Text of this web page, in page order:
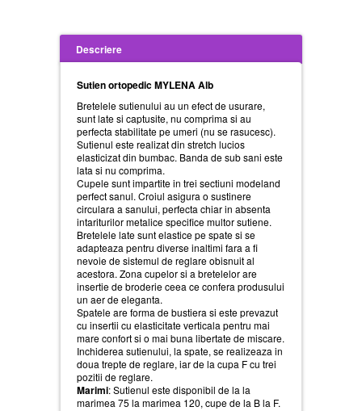
Descriere
Sutien ortopedic MYLENA Alb
Bretelele sutienului au un efect de usurare,
sunt late si captusite, nu comprima si au
perfecta stabilitate pe umeri (nu se rasucesc).
Sutienul este realizat din stretch lucios
elasticizat din bumbac. Banda de sub sani este
lata si nu comprima.
Cupele sunt impartite in trei sectiuni modeland
perfect sanul. Croiul asigura o sustinere
circulara a sanului, perfecta chiar in absenta
intariturilor metalice specifice multor sutiene.
Bretelele late sunt elastice pe spate si se
adapteaza pentru diverse inaltimi fara a fi
nevoie de sistemul de reglare obisnuit al
acestora. Zona cupelor si a bretelelor are
insertie de broderie ceea ce confera produsului
un aer de eleganta.
Spatele are forma de bustiera si este prevazut
cu insertii cu elasticitate verticala pentru mai
mare confort si o mai buna libertate de miscare.
Inchiderea sutienului, la spate, se realizeaza in
doua trepte de reglare, iar de la cupa F cu trei
pozitii de reglare.
Marimi: Sutienul este disponibil de la la
marimea 75 la marimea 120, cupe de la B la F.